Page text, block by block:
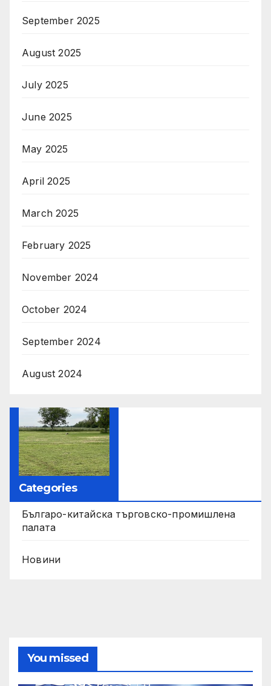
September 2025
August 2025
July 2025
June 2025
May 2025
April 2025
March 2025
February 2025
November 2024
October 2024
September 2024
August 2024
Categories
Българо-китайска търговско-промишлена
палата
Новини
You missed